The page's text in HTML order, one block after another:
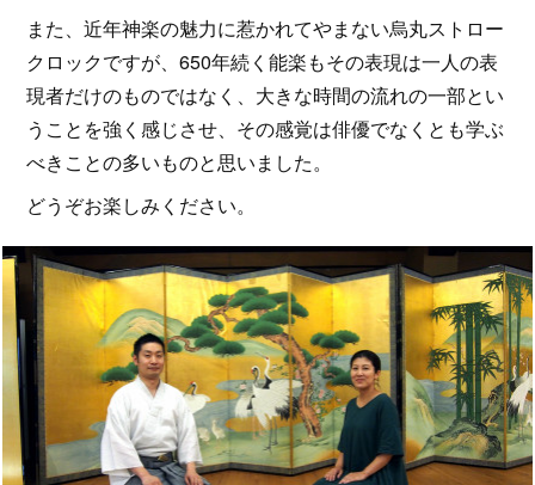
また、近年神楽の魅力に惹かれてやまない烏丸ストロー
クロックですが、650年続く能楽もその表現は一人の表
現者だけのものではなく、大きな時間の流れの一部とい
うことを強く感じさせ、その感覚は俳優でなくとも学ぶ
べきことの多いものと思いました。
どうぞお楽しみください。